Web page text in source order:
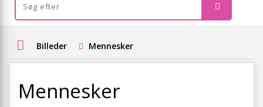
Billeder Mennesker
Mennesker